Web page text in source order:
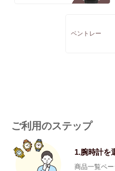
ベントレー
ご利用のステップ
1.腕時計を
商品一覧ペ